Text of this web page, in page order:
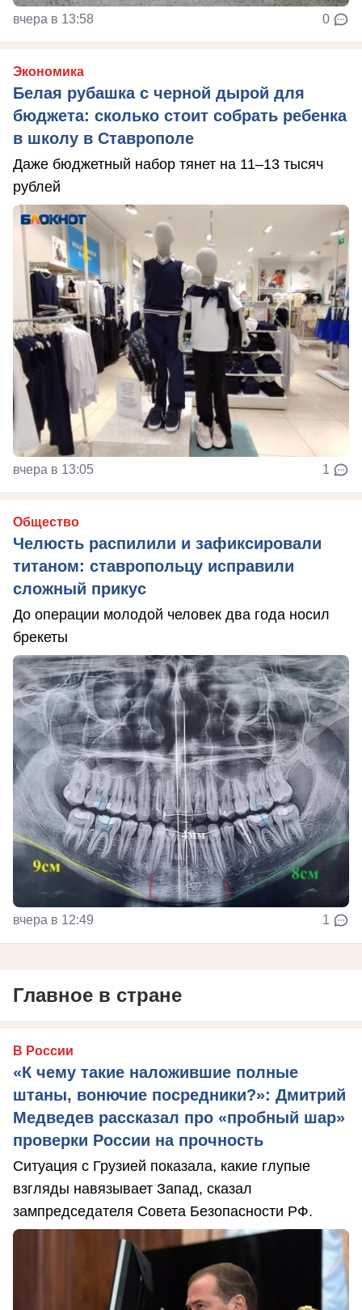
вчера в 13:58 0
Экономика
Белая рубашка с черной дырой для
бюджета: сколько стоит собрать ребенка
в школу в Ставрополе
Даже бюджетный набор тянет на 11–13 тысяч
рублей
вчера в 13:05 1
Общество
Челюсть распилили и зафиксировали
титаном: ставропольцу исправили
сложный прикус
До операции молодой человек два года носил
брекеты
вчера в 12:49 1
Главное в стране
В России
«К чему такие наложившие полные
штаны, вонючие посредники?»: Дмитрий
Медведев рассказал про «пробный шар»
проверки России на прочность
Ситуация с Грузией показала, какие глупые
взгляды навязывает Запад, сказал
зампредседателя Совета Безопасности РФ.